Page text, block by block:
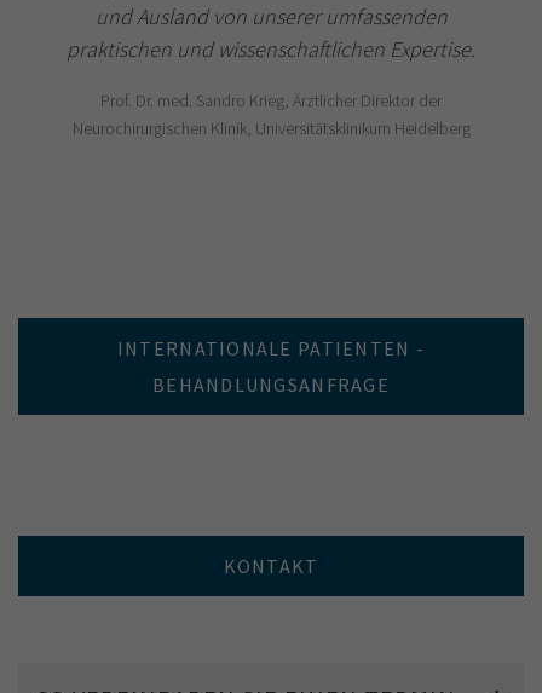
und Ausland von unserer umfassenden
praktischen und wissenschaftlichen Expertise.
Prof. Dr. med. Sandro Krieg, Ärztlicher Direktor der
Neurochirurgischen Klinik, Universitätsklinikum Heidelberg
INTERNATIONALE PATIENTEN -
BEHANDLUNGSANFRAGE
KONTAKT